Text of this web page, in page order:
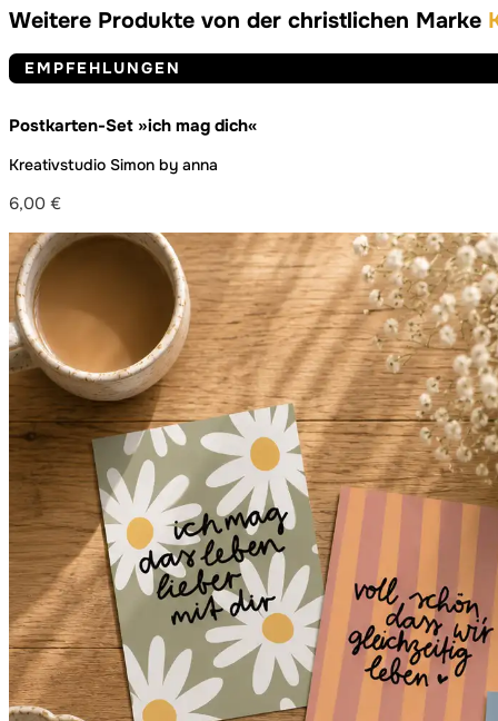
Weitere Produkte von der christlichen Marke
EMPFEHLUNGEN
Postkarten-Set »ich mag dich«
Kreativstudio Simon by anna
6,00 €